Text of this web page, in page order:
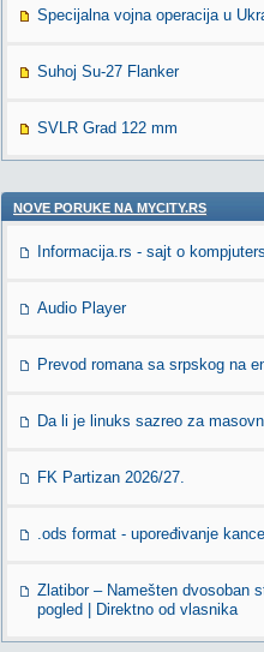
Specijalna vojna operacija u
Suhoj Su-27 Flanker
SVLR Grad 122 mm
NOVE PORUKE NA MYCITY.RS
Informacija.rs - sajt o
Audio Player
Prevod romana sa srpskog na
Da li je linuks sazreo za
FK Partizan 2026/27.
.ods format - upoređivanje
Zlatibor – Namešten dvosoban
pogled | Direktno od vlasnika